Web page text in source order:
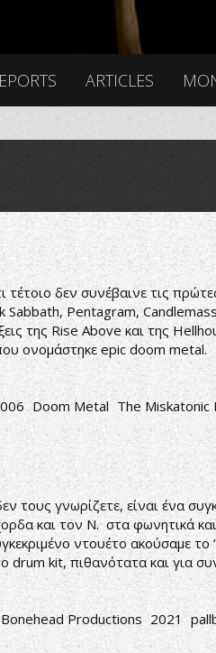
ARTICLES
δεν συνέβαινε τις
Pentagram,
της Rise Above και της
ονομάστηκε epic doom metal.
Doom Metal The Miskatonic
γνωρίζετε, είναι ένα
και τον N. στα φωνητικά
ντουέτο ακούσαμε το
drum kit, πιθανότατα και για
Productions 2021